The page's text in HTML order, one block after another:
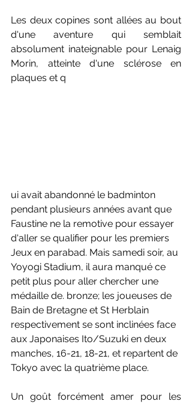
Les deux copines sont allées au bout
d'une aventure qui semblait
absolument inateignable pour Lenaig
Morin, atteinte d'une sclérose en
plaques et q
ui avait abandonné le badminton
pendant plusieurs années avant que
Faustine ne la remotive pour essayer
d'aller se qualifier pour les premiers
Jeux en parabad. Mais samedi soir, au
Yoyogi Stadium, il aura manqué ce
petit plus pour aller chercher une
médaille de. bronze; les joueuses de
Bain de Bretagne et St Herblain
respectivement se sont inclinées face
aux Japonaises Ito/Suzuki en deux
manches, 16-21, 18-21, et repartent de
Tokyo avec la quatrième place.
Un goût forcément amer pour les